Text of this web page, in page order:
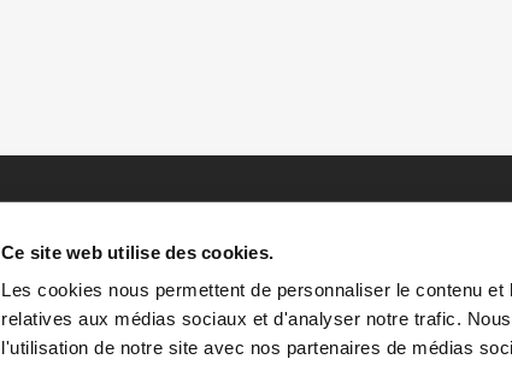
Ce site web utilise des cookies.
Les cookies nous permettent de personnaliser le contenu
relatives aux médias sociaux et d'analyser notre trafic.
l'utilisation de notre site avec nos partenaires de médias
HOME HISTOIRES